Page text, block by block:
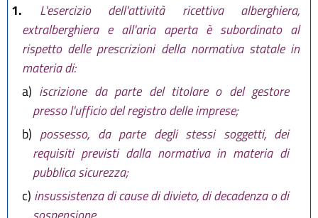
1.
L'esercizio dell'attività ricettiva alberghiera,
extralberghiera e all'aria aperta è subordinato al
rispetto delle prescrizioni della normativa statale in
materia di:
a) iscrizione da parte del titolare o del gestore
presso l'ufficio del registro delle imprese;
b) possesso, da parte degli stessi soggetti, dei
requisiti previsti dalla normativa in materia di
pubblica sicurezza;
c) insussistenza di cause di divieto, di decadenza o di